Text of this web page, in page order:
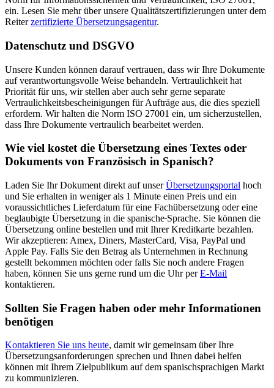
ein. Lesen Sie mehr über unsere Qualitätszertifizierungen unter dem
Reiterzertifizierte Übersetzungsagentur.
Datenschutz und DSGVO
Unsere Kunden können darauf vertrauen, dass wir Ihre Dokumente
auf verantwortungsvolle Weise behandeln. Vertraulichkeit hat
Priorität für uns, wir stellen aber auch sehr gerne separate
Vertraulichkeitsbescheinigungen für Aufträge aus, die dies speziell
erfordern. Wir halten die Norm ISO 27001 ein, um sicherzustellen,
dass Ihre Dokumente vertraulich bearbeitet werden.
Wie viel kostet die Übersetzung eines Textes oder
Dokuments von Französisch in Spanisch?
Laden Sie Ihr Dokument direkt auf unserÜbersetzungsportal hoch
und Sie erhalten in weniger als 1 Minute einen Preis und ein
voraussichtliches Lieferdatum für eine Fachübersetzung oder eine
beglaubigte Übersetzung in die spanische Sprache. Sie können die
Übersetzung online bestellen und mit Ihrer Kreditkarte bezahlen.
Wir akzeptieren: Amex, Diners, MasterCard, Visa, PayPal und
Apple Pay. Falls Sie den Betrag als Unternehmen in Rechnung
gestellt bekommen möchten oder falls Sie noch andere Fragen
haben, können Sie uns gerne rund um die Uhr perE-Mail
kontaktieren.
Sollten Sie Fragen haben oder mehr Informationen
benötigen
Kontaktieren Sie uns heute, damit wir gemeinsam über Ihre
Übersetzungsanforderungen sprechen und Ihnen dabei helfen
können mit Ihrem Zielpublikum auf dem spanischsprachigen Markt
zu kommunizieren.